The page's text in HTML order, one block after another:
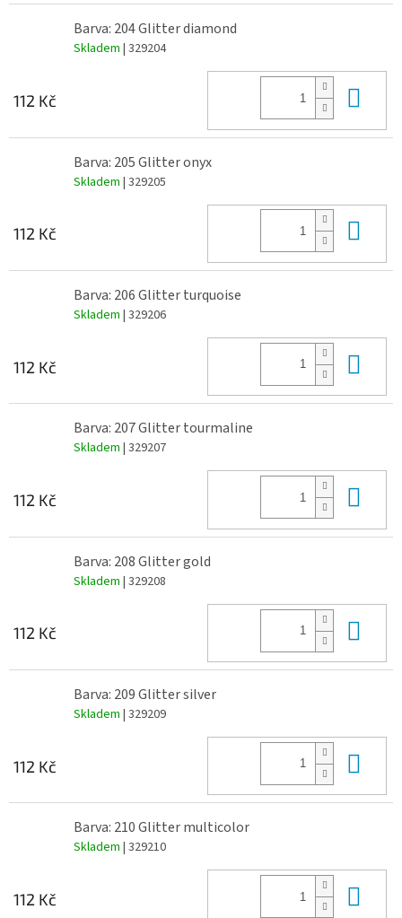
Barva: 204 Glitter diamond
Skladem | 329204
112 Kč
Barva: 205 Glitter onyx
Skladem | 329205
112 Kč
Barva: 206 Glitter turquoise
Skladem | 329206
112 Kč
Barva: 207 Glitter tourmaline
Skladem | 329207
112 Kč
Barva: 208 Glitter gold
Skladem | 329208
112 Kč
Barva: 209 Glitter silver
Skladem | 329209
112 Kč
Barva: 210 Glitter multicolor
Skladem | 329210
112 Kč